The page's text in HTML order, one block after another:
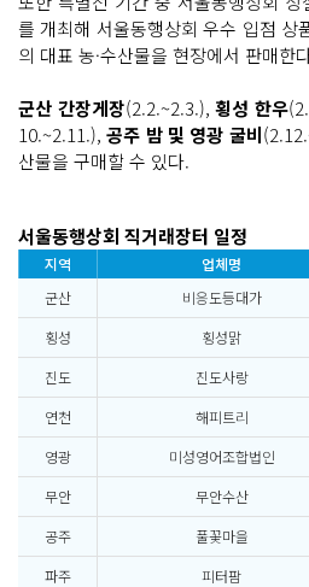
를 개최해 서울동행상회 우수 입점 상
의 대표 농·수산물을 현장에서 판매한
군산 간장게장(2.2.~2.3.),횡성 한우
10.~2.11.),공주 밤 및 영광 굴비
산물을 구매할 수 있다.
서울동행상회 직거래장터 일정
지역 업체명
군산
비응도등대가
횡성
횡성맑
진도
진도사랑
연천
해피트리
영광
미성영어조합법인
무안
무안수산
공주
풀꽃마을
파주
피터팜